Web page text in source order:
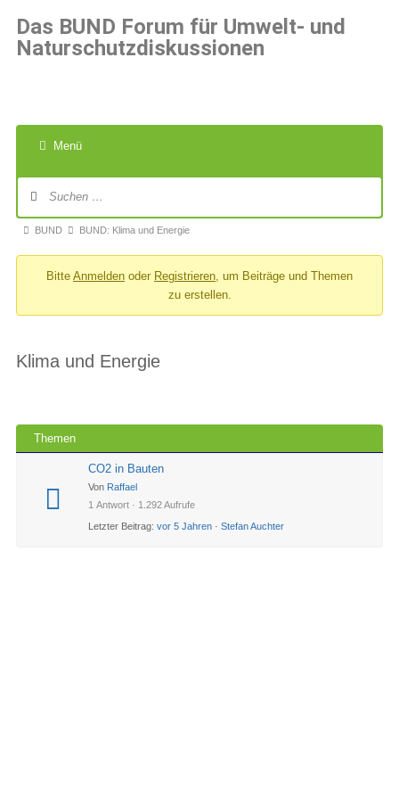
Das BUND Forum für Umwelt- und
Naturschutzdiskussionen
Menü
BUND BUND: Klima und Energie
Bitte Anmelden oder Registrieren, um Beiträge und Themen
zu erstellen.
Klima und Energie
Themen
CO2 in Bauten
Von Raffael
1 Antwort · 1.292 Aufrufe
Letzter Beitrag: vor 5 Jahren · Stefan Auchter